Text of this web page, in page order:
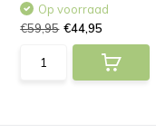
Op voorraad
€59,95 €44,95